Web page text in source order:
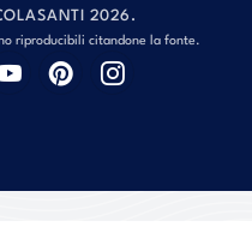
2026.
riproducibili citandone la fonte.